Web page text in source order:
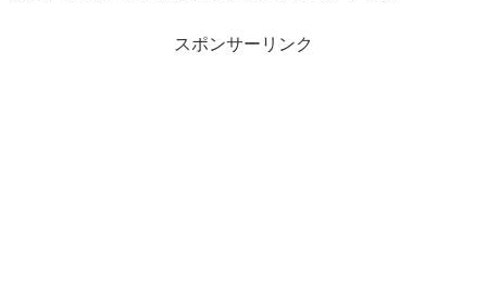
スポンサーリンク